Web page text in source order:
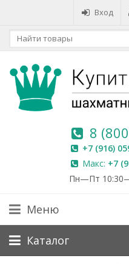
Вход
8
+7 (916)
Макс: +7
Пн—Пт
Меню
Каталог